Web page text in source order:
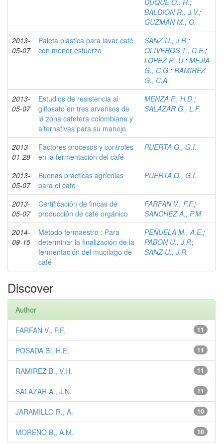
DUQUE O., H.;
BALDION R., J.V.;
GUZMAN M., O.
2013-
05-07
Paleta plástica para lavar café
con menor esfuerzo
SANZ U., J.R.;
OLIVEROS T., C.E.;
LOPEZ P., U.; MEJIA
G., C.G.; RAMIREZ
G., C.A.
2013-
05-07
Estudios de resistencia al
glifosato en tres arvenses de
la zona cafetera colombiana y
alternativas para su manejo
MENZA F., H.D.;
SALAZAR G., L.F.
2013-
01-28
Factores procesos y controles
en la fermentación del café
PUERTA Q., G.I.
2013-
05-07
Buenas prácticas agrícolas
para el café
PUERTA Q., G.I.
2013-
05-07
Certificación de fincas de
producción de café orgánico
FARFAN V., F.F.;
SANCHEZ A., P.M.
2014-
09-15
Método fermaestro : Para
determinar la finalización de la
fermentación del mucílago de
café
PEÑUELA M., A.E.;
PABON U., J.P.;
SANZ U., J.R.
Discover
Author
11
FARFAN V., F.F.
11
POSADA S., H.E.
11
RAMIREZ B., V.H.
11
SALAZAR A., J.N.
10
JARAMILLO R., A.
10
MORENO B., A.M.